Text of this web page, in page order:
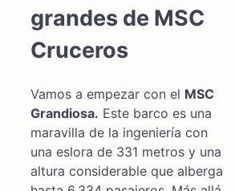
grandes de MSC
Cruceros
Vamos a empezar con el MSC
Grandiosa. Este barco es una
maravilla de la ingeniería con
una eslora de 331 metros y una
altura considerable que alberga